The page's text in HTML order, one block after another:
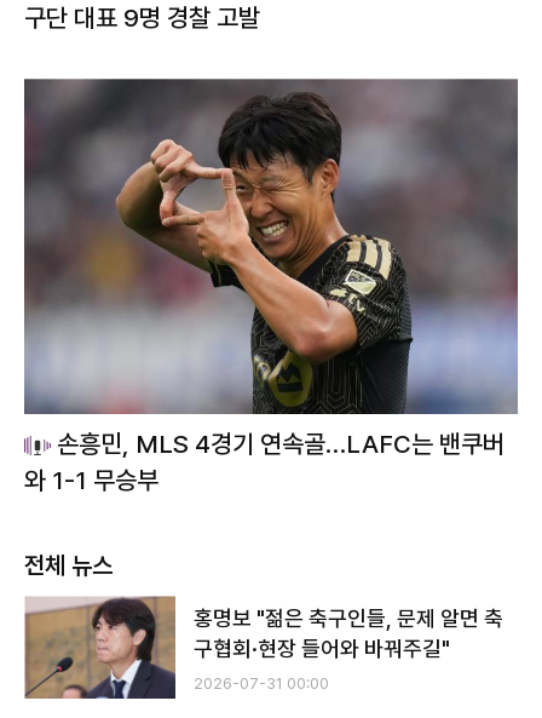
구단 대표 9명 경찰 고발
손흥민, MLS 4경기 연속골…LAFC는 밴쿠버
와 1-1 무승부
전체 뉴스
홍명보 "젊은 축구인들, 문제 알면 축
구협회·현장 들어와 바꿔주길"
2026-07-31 00:00